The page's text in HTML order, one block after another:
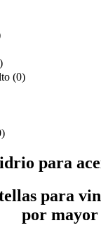
(0)
para
para
por mayor